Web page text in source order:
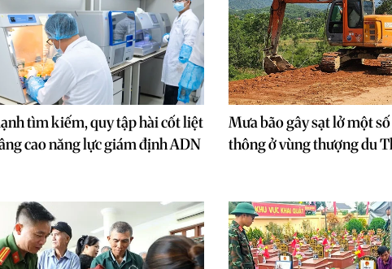
tìm kiếm, quy tập hài cốt liệt
cao năng lực giám định ADN
Mưa bão gây sạt lở một
thông ở vùng thượng du